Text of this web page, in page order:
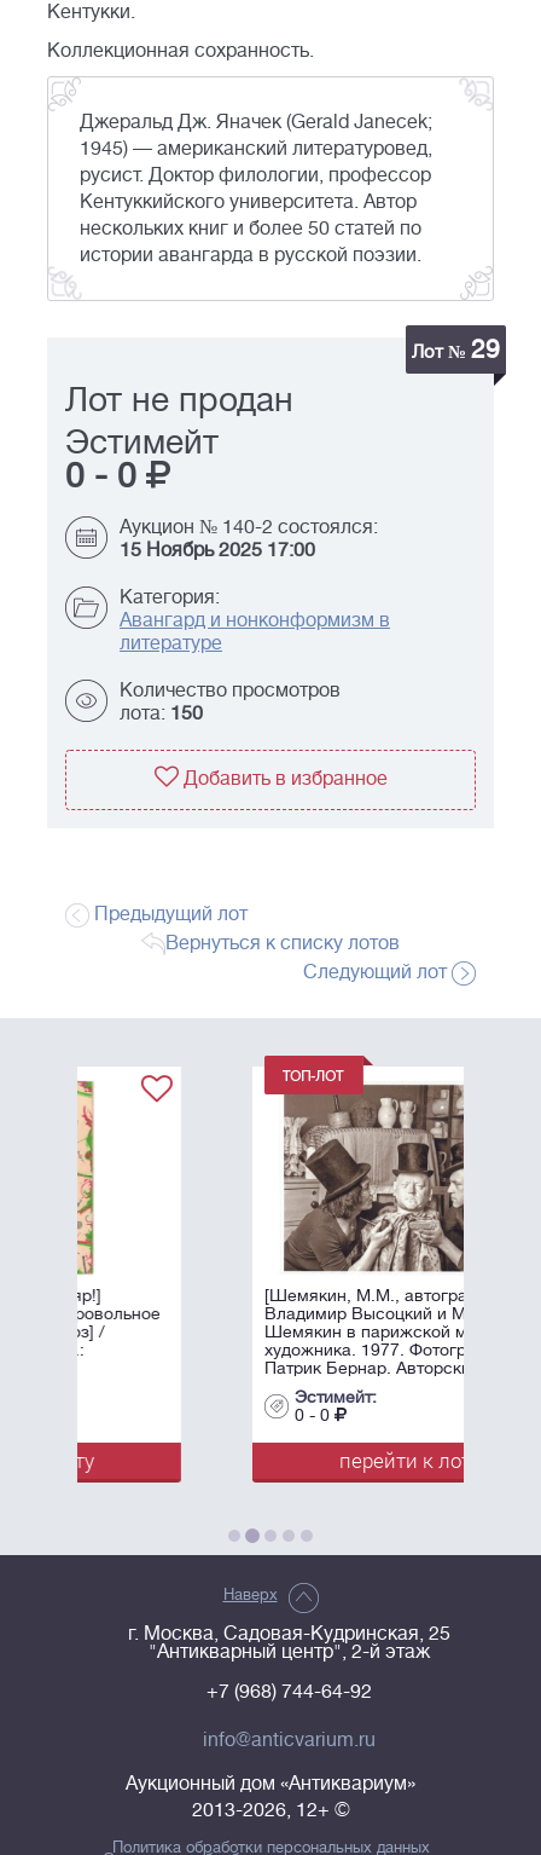
Кентукки.
Коллекционная сохранность.
Джеральд Дж. Яначек (Gerald Janecek;
1945) — американский литературовед,
русист. Доктор филологии, профессор
Кентуккийского университета. Автор
нескольких книг и более 50 статей по
истории авангарда в русской поэзии.
Лот № 29
Лот не продан
Эстимейт
0 - 0
Аукцион № 140-2 состоялся:
15 Ноябрь 2025 17:00
Категория:
Авангард и нонконформизм в
литературе
Количество просмотров
лота: 150
Добавить в избранное
Предыдущий лот
Вернуться к списку лотов
Следующий лот
[Шемякин, М.М., автограф]
Владимир Высоцкий и Михаил
Шемякин в парижской мастерской
художника. 1977. Фотограф -
Патрик Бернар. Авторский ...
перейти к лоту
Наверх
г. Москва, Садовая-Кудринская, 25
"Антикварный центр", 2-й этаж
+7 (968) 744-64-92
info@anticvarium.ru
Аукционный дом «Антиквариум»
2013-2026, 12+ ©
Политика обработки персональных данных